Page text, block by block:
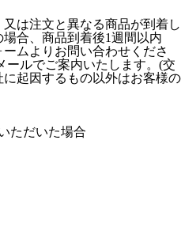
は注文と異なる商品が到着し
合、商品到着後1週間以内
ムよりお問い合わせくださ
ールでご案内いたします。(交
起因するもの以外はお客様の
ただいた場合